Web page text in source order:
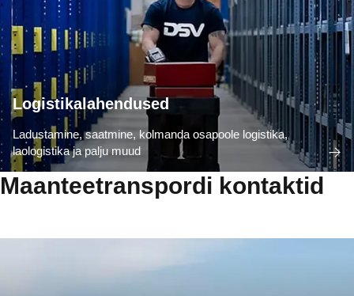
Logistikalahendused
Ladustamine, saatmine, kolmanda osapoole logistika,
laologistika ja palju muud
Maanteetranspordi kontaktid